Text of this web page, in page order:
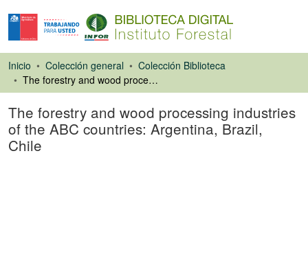
Inicio Colección general
Colección Biblioteca
The forestry and wood processing industries of the ABC countries: Argentina, Brazil, Chile
The forestry and wood processing industries
of the ABC countries: Argentina, Brazil,
Chile